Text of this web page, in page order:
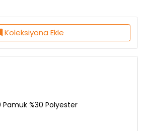
Koleksiyona Ekle
%30 Polyester